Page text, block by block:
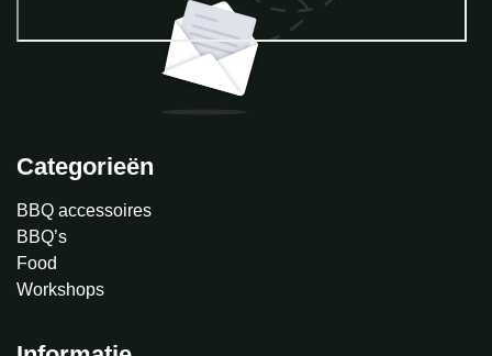
Categorieën
BBQ accessoires
BBQ’s
Food
Workshops